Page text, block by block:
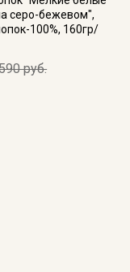
серо-бежевом",
100%, 160гр/
руб.